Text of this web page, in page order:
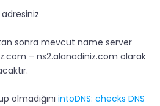
sonra mevcut name server
– ns2.alanadiniz.com olarak
olmadığını intoDNS: checks DNS